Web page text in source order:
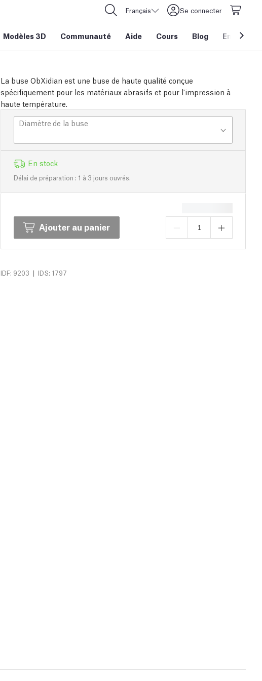
Français Se connecter
Modèles 3D Communauté Aide Cours Blog Entreprise
La buse ObXidian est une buse de haute qualité conçue
spécifiquement pour les matériaux abrasifs et pour l'impression à
haute température.
Diamètre de la buse
En stock
Délai de préparation : 1 à 3 jours ouvrés.
Ajouter au panier
IDF: 9203 | IDS: 1797